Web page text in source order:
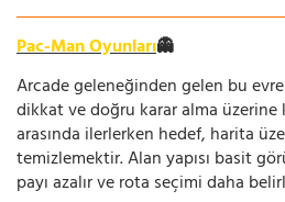
Pac-Man Oyunları👻
Arcade geleneğinden gelen bu
dikkat ve doğru karar alma
arasında ilerlerken hedef, harita
temizlemektir. Alan yapısı basit
payı azalır ve rota seçimi daha